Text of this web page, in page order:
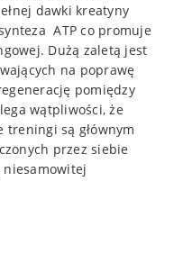
dawki kreatyny
ATP co promuje
Dużą zaletą jest
na poprawę
pomiędzy
wątpliwości, że
są głównym
przez siebie